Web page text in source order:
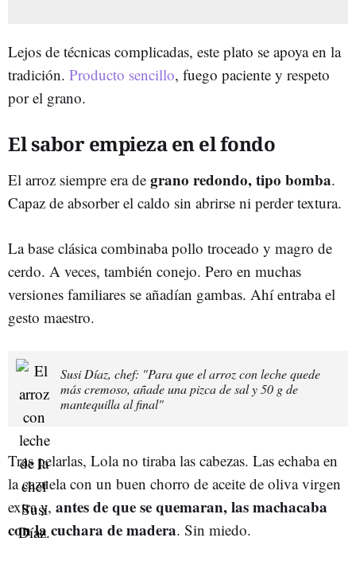
Lejos de técnicas complicadas, este plato se apoya en la
tradición. Producto sencillo, fuego paciente y respeto
por el grano.
El sabor empieza en el fondo
El arroz siempre era de grano redondo, tipo bomba.
Capaz de absorber el caldo sin abrirse ni perder textura.
La base clásica combinaba pollo troceado y magro de
cerdo. A veces, también conejo. Pero en muchas
versiones familiares se añadían gambas. Ahí entraba el
gesto maestro.
Susi Díaz, chef: "Para que el arroz con leche quede
más cremoso, añade una pizca de sal y 50 g de
mantequilla al final"
Tras pelarlas, Lola no tiraba las cabezas. Las echaba en
la cazuela con un buen chorro de aceite de oliva virgen
extra y, antes de que se quemaran, las machacaba
con la cuchara de madera. Sin miedo.